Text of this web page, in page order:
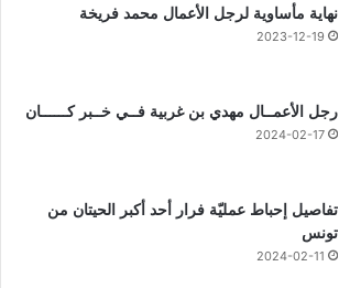
نهاية مأساوية لرجل الأعمال محمد فريخة
2023-12-19
رجل الأعمــال مهدي بن غربية فــي خــبر كــــــان
2024-02-17
تفاصيل إحباط عمليّة فرار أحد أكبر الحيتان من
تونس
2024-02-11